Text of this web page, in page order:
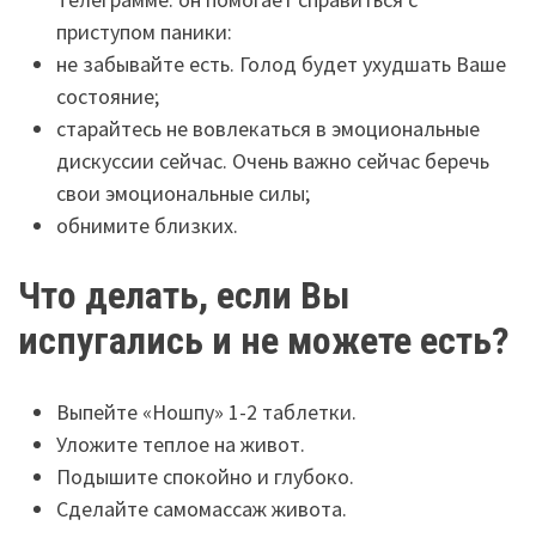
приступом паники:
не забывайте есть. Голод будет ухудшать Ваше
состояние;
старайтесь не вовлекаться в эмоциональные
дискуссии сейчас. Очень важно сейчас беречь
свои эмоциональные силы;
обнимите близких.
Что делать, если Вы
испугались и не можете есть?
Выпейте «Ношпу» 1-2 таблетки.
Уложите теплое на живот.
Подышите спокойно и глубоко.
Сделайте самомассаж живота.